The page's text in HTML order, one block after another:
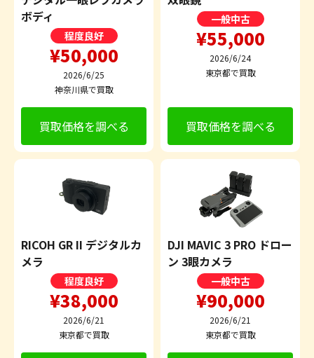
ボディ
程度良好
¥50,000
2026/6/25
神奈川県で買取
買取価格を調べる
一般中古
¥55,000
2026/6/24
東京都で買取
買取価格を調べる
RICOH GR II デジタルカ
メラ
程度良好
¥38,000
2026/6/21
東京都で買取
DJI MAVIC 3 PRO ドロー
ン 3眼カメラ
一般中古
¥90,000
2026/6/21
東京都で買取